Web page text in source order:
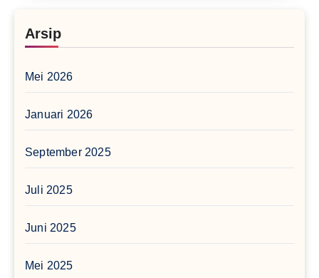
Arsip
Mei 2026
Januari 2026
September 2025
Juli 2025
Juni 2025
Mei 2025